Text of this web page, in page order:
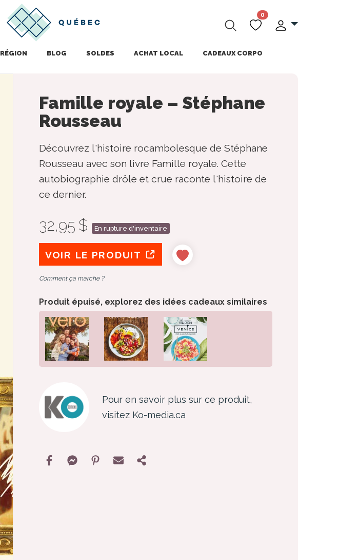
0
RÉGION BLOG SOLDES ACHAT LOCAL CADEAUX CORPO
Famille royale – Stéphane
Rousseau
Découvrez l'histoire rocambolesque de Stéphane
Rousseau avec son livre Famille royale. Cette
autobiographie drôle et crue raconte l'histoire de
ce dernier.
32,95 $ En rupture d'inventaire
VOIR LE PRODUIT
Comment ça marche ?
Produit épuisé, explorez des idées cadeaux similaires
Pour en savoir plus sur ce produit,
visitez Ko-media.ca